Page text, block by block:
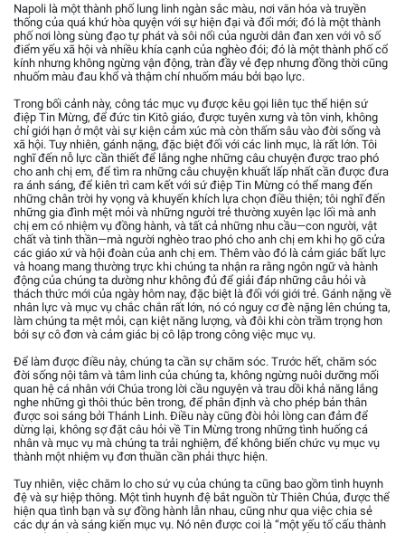
Napoli là một thành phố lung linh ngàn sắc màu, nơi văn hóa và truyền
thống của quá khứ hòa quyện với sự hiện đại và đổi mới; đó là một thành
phố nơi lòng sùng đạo tự phát và sôi nổi của người dân đan xen với vô số
điểm yếu xã hội và nhiều khía cạnh của nghèo đói; đó là một thành phố cổ
kính nhưng không ngừng vận động, tràn đầy vẻ đẹp nhưng đồng thời cũng
nhuốm màu đau khổ và thậm chí nhuốm máu bởi bạo lực.
Trong bối cảnh này, công tác mục vụ được kêu gọi liên tục thể hiện sứ
điệp Tin Mừng, để đức tin Kitô giáo, được tuyên xưng và tôn vinh, không
chỉ giới hạn ở một vài sự kiện cảm xúc mà còn thấm sâu vào đời sống và
xã hội. Tuy nhiên, gánh nặng, đặc biệt đối với các linh mục, là rất lớn. Tôi
nghĩ đến nỗ lực cần thiết để lắng nghe những câu chuyện được trao phó
cho anh chị em, để tìm ra những câu chuyện khuất lấp nhất cần được đưa
ra ánh sáng, để kiên trì cam kết với sứ điệp Tin Mừng có thể mang đến
những chân trời hy vọng và khuyến khích lựa chọn điều thiện; tôi nghĩ đến
những gia đình mệt mỏi và những người trẻ thường xuyên lạc lối mà anh
chị em có nhiệm vụ đồng hành, và tất cả những nhu cầu—con người, vật
chất và tinh thần—mà người nghèo trao phó cho anh chị em khi họ gõ cửa
các giáo xứ và hội đoàn của anh chị em. Thêm vào đó là cảm giác bất lực
và hoang mang thường trực khi chúng ta nhận ra rằng ngôn ngữ và hành
động của chúng ta dường như không đủ để giải đáp những câu hỏi và
thách thức mới của ngày hôm nay, đặc biệt là đối với giới trẻ. Gánh nặng về
nhân lực và mục vụ chắc chắn rất lớn, nó có nguy cơ đè nặng lên chúng ta,
làm chúng ta mệt mỏi, cạn kiệt năng lượng, và đôi khi còn trầm trọng hơn
bởi sự cô đơn và cảm giác bị cô lập trong công việc mục vụ.
Để làm được điều này, chúng ta cần sự chăm sóc. Trước hết, chăm sóc
đời sống nội tâm và tâm linh của chúng ta, không ngừng nuôi dưỡng mối
quan hệ cá nhân với Chúa trong lời cầu nguyện và trau dồi khả năng lắng
nghe những gì thôi thúc bên trong, để phân định và cho phép bản thân
được soi sáng bởi Thánh Linh. Điều này cũng đòi hỏi lòng can đảm để
dừng lại, không sợ đặt câu hỏi về Tin Mừng trong những tình huống cá
nhân và mục vụ mà chúng ta trải nghiệm, để không biến chức vụ mục vụ
thành một nhiệm vụ đơn thuần cần phải thực hiện.
Tuy nhiên, việc chăm lo cho sứ vụ của chúng ta cũng bao gồm tình huynh
đệ và sự hiệp thông. Một tình huynh đệ bắt nguồn từ Thiên Chúa, được thể
hiện qua tình bạn và sự đồng hành lẫn nhau, cũng như qua việc chia sẻ
các dự án và sáng kiến mục vụ. Nó nên được coi là “một yếu tố cấu thành